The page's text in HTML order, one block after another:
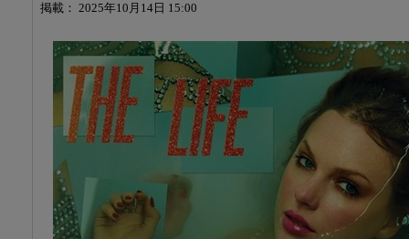
掲載： 2025年10月14日 15:00